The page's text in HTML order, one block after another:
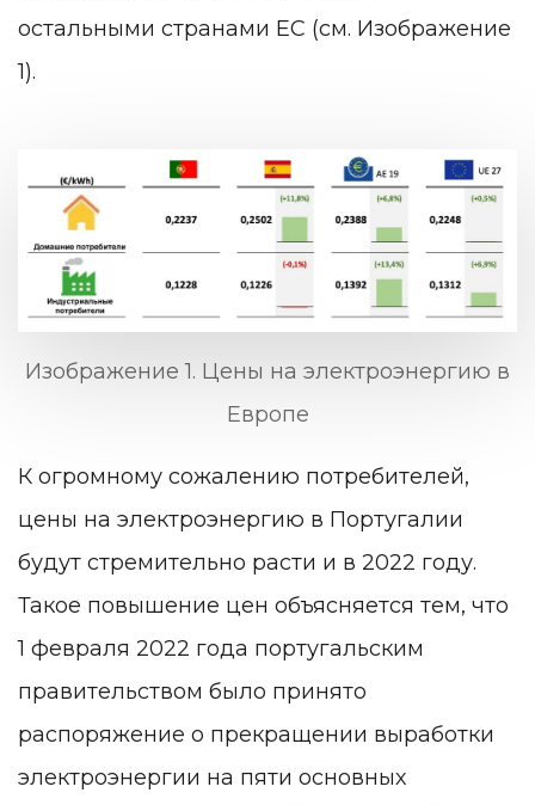
остальными странами ЕС (см. Изображение
1).
Изображение 1. Цены на электроэнергию в
Европе
К огромному сожалению потребителей,
цены на электроэнергию в Португалии
будут стремительно расти и в 2022 году.
Такое повышение цен объясняется тем, что
1 февраля 2022 года португальским
правительством было принято
распоряжение о прекращении выработки
электроэнергии на пяти основных